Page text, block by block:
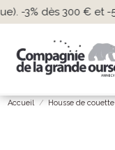
Accueil Housse de couette